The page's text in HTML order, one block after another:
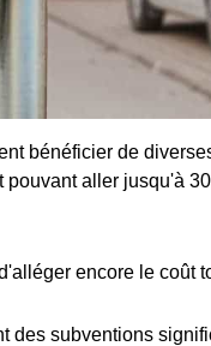
bénéficier de
aller jusqu'à
encore le coût
des subventions